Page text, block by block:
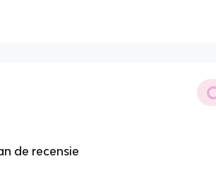
de recensie